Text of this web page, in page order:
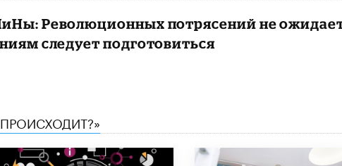
Революционных потрясений не
следует подготовиться